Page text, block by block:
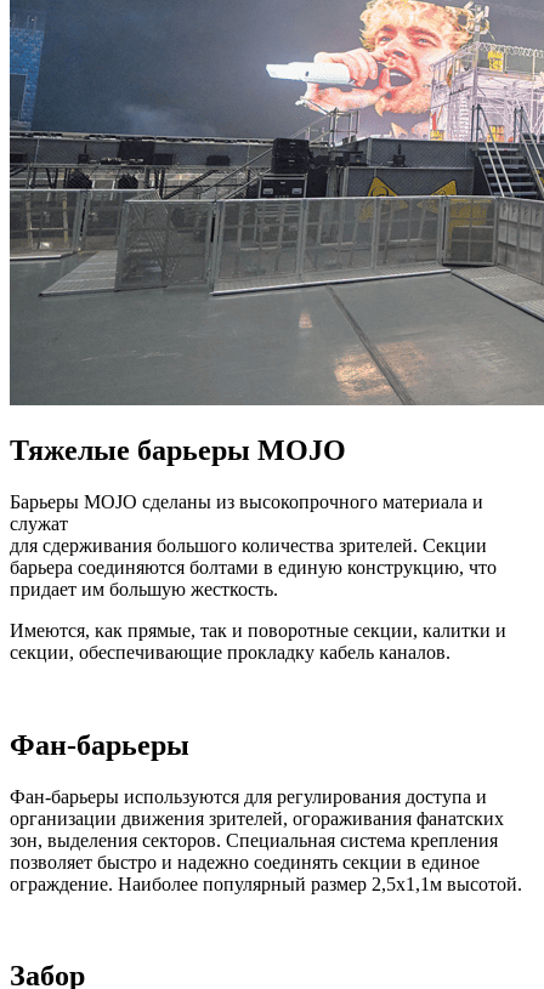
Тяжелые барьеры MOJO
Барьеры MOJO сделаны из высокопрочного материала и
служат
для сдерживания большого количества зрителей. Секции
барьера соединяются болтами в единую конструкцию, что
придает им большую жесткость.
Имеются, как прямые, так и поворотные секции, калитки и
секции, обеспечивающие прокладку кабель каналов.
Фан-барьеры
Фан-барьеры используются для регулирования доступа и
организации движения зрителей, огораживания фанатских
зон, выделения секторов. Специальная система крепления
позволяет быстро и надежно соединять секции в единое
ограждение. Наиболее популярный размер 2,5х1,1м высотой.
Забор